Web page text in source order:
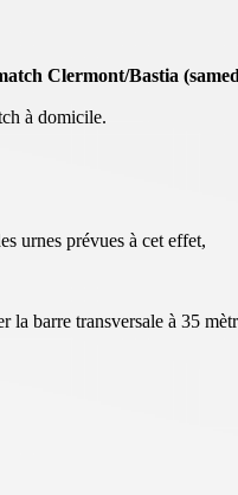
Clermont/Bastia
à domicile.
urnes prévues à cet effet,
la barre transversale à 35